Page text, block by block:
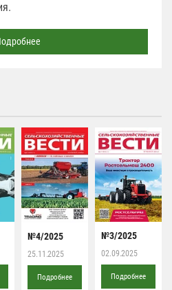
№4/2025
25.11.2025
Подробнее
№3/2025
02.09.2025
Подробнее